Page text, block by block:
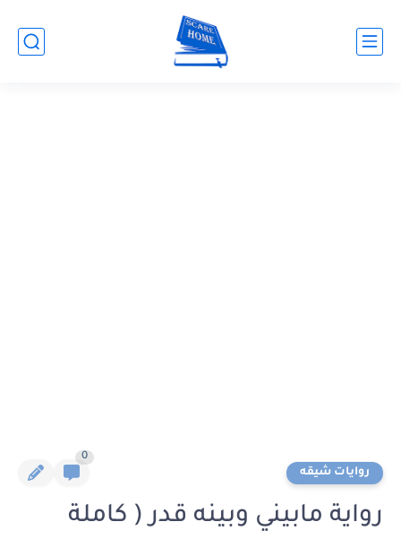
روايات شيقه
0
رواية مابيني وبينه قدر ( كاملة